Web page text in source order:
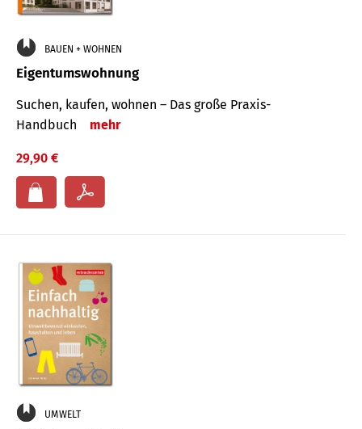
BAUEN + WOHNEN
Eigentumswohnung
Suchen, kaufen, wohnen – Das große Praxis-
Handbuch
mehr
29,90 €
UMWELT